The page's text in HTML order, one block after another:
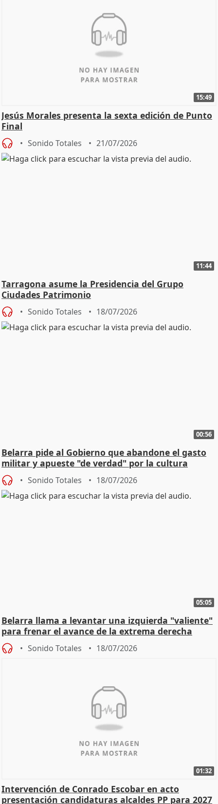
15:49
Jesús Morales presenta la sexta edición de Punto
Final
Sonido Totales 21/07/2026
11:44
Tarragona asume la Presidencia del Grupo
Ciudades Patrimonio
Sonido Totales 18/07/2026
00:56
Belarra pide al Gobierno que abandone el gasto
militar y apueste "de verdad" por la cultura
Sonido Totales 18/07/2026
05:05
Belarra llama a levantar una izquierda "valiente"
para frenar el avance de la extrema derecha
Sonido Totales 18/07/2026
01:32
Intervención de Conrado Escobar en acto
presentación candidaturas alcaldes PP para 2027